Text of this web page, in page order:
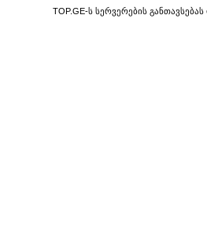
TOP.GE-ს სერვერების